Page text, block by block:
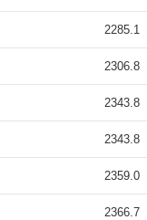
2285.1
2306.8
2343.8
2343.8
2359.0
2366.7